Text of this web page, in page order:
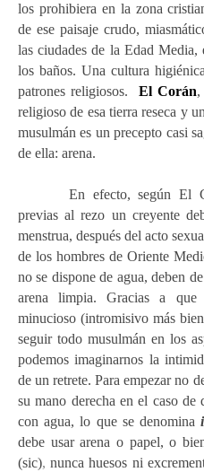
los prohibiera en la zona
de ese paisaje crudo,
las ciudades de la Edad
los baños. Una cultura
patrones religiosos.
El Corán,
religioso de esa tierra reseca y
musulmán es un precepto casi
de ella: arena.
En efecto, según El
previas al rezo un creyente
menstrua, después del acto
de los hombres de Oriente
no se dispone de agua, deben
arena limpia. Gracias a que
minucioso (intromisivo más
seguir todo musulmán en los
podemos imaginarnos la
de un retrete. Para empezar no
su mano derecha en el caso de
con agua, lo que se denomina
debe usar arena o papel, o
(sic), nunca huesos ni